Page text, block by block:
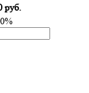
руб.